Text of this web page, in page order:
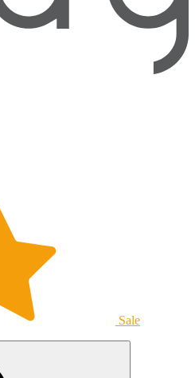
Sale